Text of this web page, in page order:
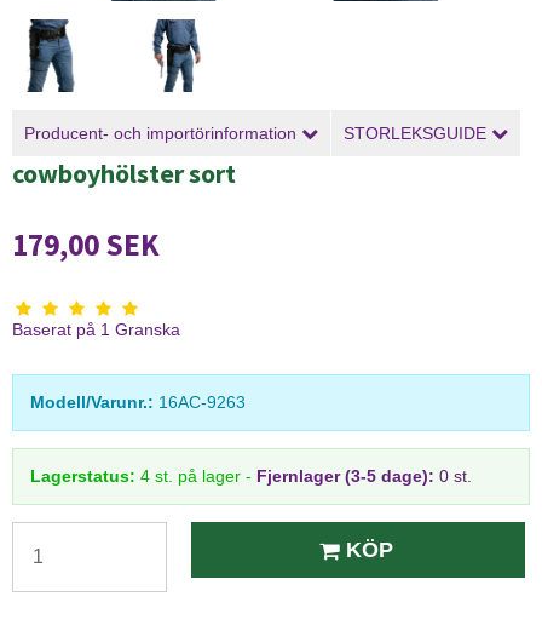
Producent- och importörinformation STORLEKSGUIDE
cowboyhölster sort
179,00 SEK
Baserat på 1 Granska
Modell/Varunr.: 16AC-9263
Lagerstatus: 4 st. på lager - Fjernlager (3-5 dage): 0 st.
KÖP